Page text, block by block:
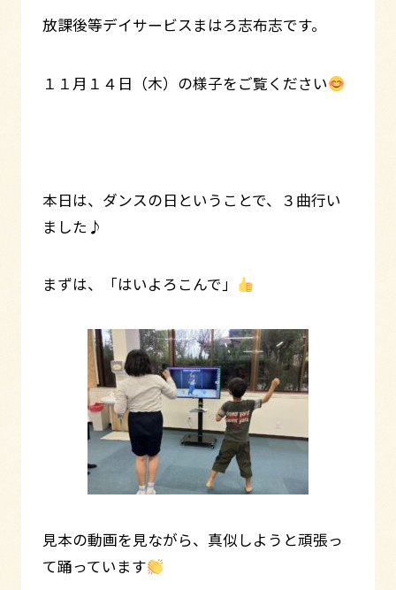
放課後等デイサービスまはろ志布志です。
１１月１４日（木）の様子をご覧ください
本日は、ダンスの日ということで、３曲行い
ました♪
まずは、「はいよろこんで」
見本の動画を見ながら、真似しようと頑張っ
て踊っています